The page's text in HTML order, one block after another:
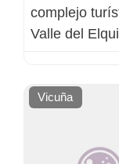
complejo
Valle del
Vicuña